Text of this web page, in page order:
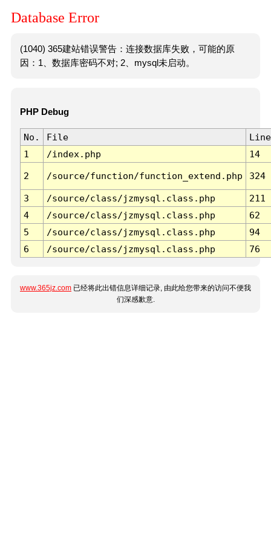
Database Error
(1040) 365建站错误警告：连接数据库失败，可能的原
因：1、数据库密码不对; 2、mysql未启动。
PHP Debug
No. File
Line
1
/index.php 14
2 /source/function/function_extend.php 324
3 /source/class/jzmysql.class.php
211
4
/source/class/jzmysql.class.php
62
5
/source/class/jzmysql.class.php
94
6
/source/class/jzmysql.class.php 76
www.365jz.com 已经将此出错信息详细记录, 由此给您带来的访问不便我
们深感歉意.